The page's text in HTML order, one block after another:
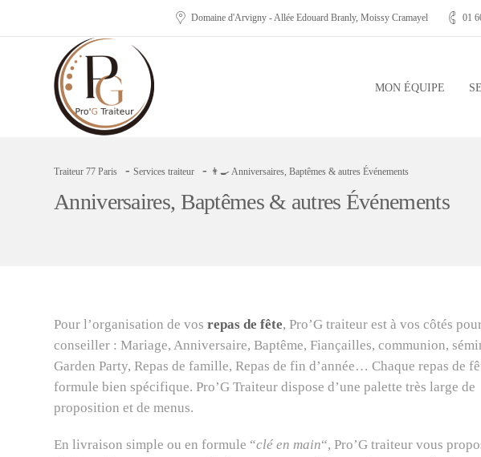
Domaine d'Arvigny - Allée Edouard Branly, Moissy Cramayel 01
MON ÉQUIPE
Traiteur 77 Paris - Services traiteur - 👨‍🍳 Anniversaires, Baptêmes & autres Événements
Anniversaires, Baptêmes & autres Événements
Pour l’organisation de vos repas de fête, Pro’G traiteur est à vos côtés
conseiller : Mariage, Anniversaire, Baptême, Fiançailles, communion,
Garden Party, Repas de famille, Repas de fin d’année… Chaque repas de
formule bien spécifique. Pro’G Traiteur dispose d’une palette très large de
proposition et de menus.
En livraison simple ou en formule “clé en main“, Pro’G traiteur vous